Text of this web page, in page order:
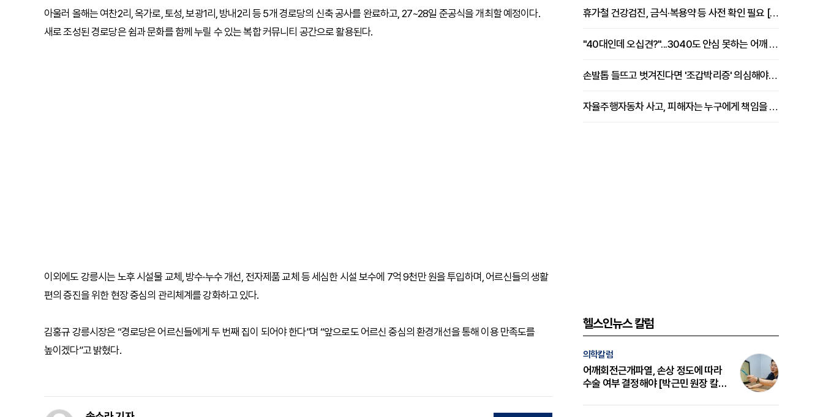
아울러 올해는 여찬2리, 옥가로, 토성, 보광1리, 방내2리 등 5개 경로당의 신축 공사를 완료하고, 27~28일 준공식을 개최할 예정이다.
새로 조성된 경로당은 쉼과 문화를 함께 누릴 수 있는 복합 커뮤니티 공간으로 활용된다.
이외에도 강릉시는 노후 시설물 교체, 방수·누수 개선, 전자제품 교체 등 세심한 시설 보수에 7억 9천만 원을 투입하며, 어르신들의 생활
편의 증진을 위한 현장 중심의 관리체계를 강화하고 있다.
김홍규 강릉시장은 “경로당은 어르신들에게 두 번째 집이 되어야 한다”며 “앞으로도 어르신 중심의 환경개선을 통해 이용 만족도를
높이겠다”고 밝혔다.
휴가철 건강검진, 금식·복용약 등 사전 확인 필요 [정도감 원장 칼럼]
"40대인데 오십견?"...3040도 안심 못하는 어깨 유착성 관절낭염
손발톱 들뜨고 벗겨진다면 '조갑박리증' 의심해야 [김철윤 원장 칼럼]
자율주행자동차 사고, 피해자는 누구에게 책임을 물을 수 있을까
헬스인뉴스 칼럼
의학칼럼
어깨회전근개파열, 손상 정도에 따라
수술 여부 결정해야 [박근민 원장 칼